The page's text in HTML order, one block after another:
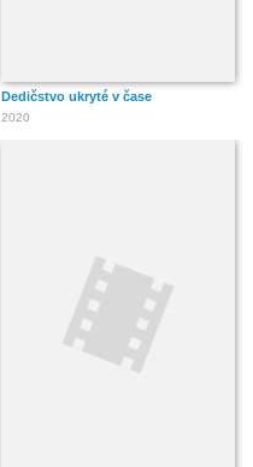
Dedičstvo ukryté v čase
2020